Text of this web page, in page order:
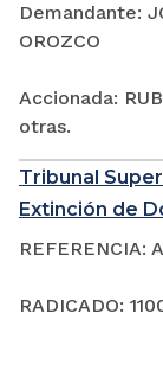
Demandante:
OROZCO
Accionada:
otras.
Tribunal
Extinción de
REFERENCIA:
RADICADO: